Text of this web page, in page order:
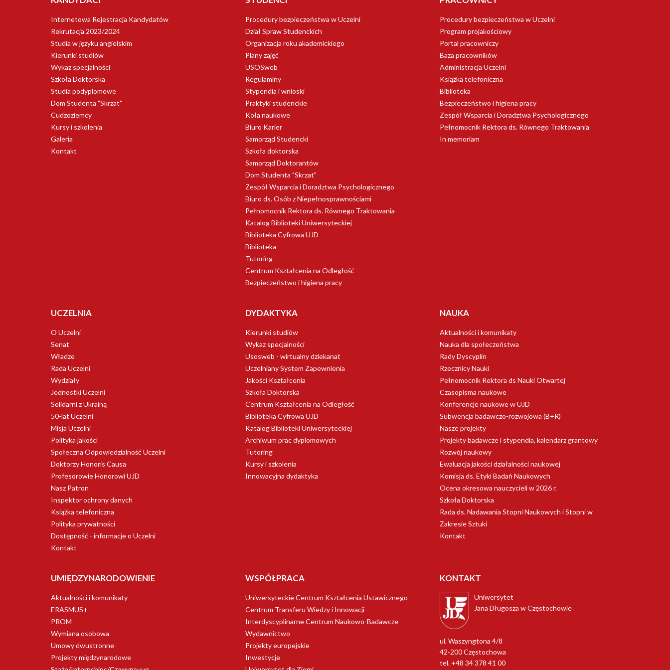
Internetowa Rejestracja Kandydatów
Rekrutacja 2023/2024
Studia w języku angielskim
Kierunki studiów
Wykaz specjalności
Szkoła Doktorska
Studia podyplomowe
Dom Studenta "Skrzat"
Cudzoziemcy
Kursy i szkolenia
Galeria
Kontakt
Procedury bezpieczeństwa w Uczelni
Dział Spraw Studenckich
Organizacja roku akademickiego
Plany zajęć
USOSweb
Regulaminy
Stypendia i wnioski
Praktyki studenckie
Koła naukowe
Biuro Karier
Samorząd Studencki
Szkoła doktorska
Samorząd Doktorantów
Dom Studenta "Skrzat"
Zespół Wsparcia i Doradztwa Psychologicznego
Biuro ds. Osób z Niepełnosprawnościami
Pełnomocnik Rektora ds. Równego Traktowania
Katalog Biblioteki Uniwersyteckiej
Biblioteka Cyfrowa UJD
Biblioteka
Tutoring
Centrum Kształcenia na Odległość
Bezpieczeństwo i higiena pracy
Procedury bezpieczeństwa w Uczelni
Program projakościowy
Portal pracowniczy
Baza pracowników
Administracja Uczelni
Książka telefoniczna
Biblioteka
Bezpieczeństwo i higiena pracy
Zespół Wsparcia i Doradztwa Psychologicznego
Pełnomocnik Rektora ds. Równego Traktowania
In memoriam
UCZELNIA
O Uczelni
Senat
Władze
Rada Uczelni
Wydziały
Jednostki Uczelni
Solidarni z Ukrainą
50-lat Uczelni
Misja Uczelni
Polityka jakości
Społeczna Odpowiedzialność Uczelni
Doktorzy Honoris Causa
Profesorowie Honorowi UJD
Nasz Patron
Inspektor ochrony danych
Książka telefoniczna
Polityka prywatności
Dostępność - informacje o Uczelni
Kontakt
DYDAKTYKA
Kierunki studiów
Wykaz specjalności
Usosweb - wirtualny dziekanat
Uczelniany System Zapewnienia
Jakości Kształcenia
Szkoła Doktorska
Centrum Kształcenia na Odległość
Biblioteka Cyfrowa UJD
Katalog Biblioteki Uniwersyteckiej
Archiwum prac dyplomowych
Tutoring
Kursy i szkolenia
Innowacyjna dydaktyka
NAUKA
Aktualności i komunikaty
Nauka dla społeczeństwa
Rady Dyscyplin
Rzecznicy Nauki
Pełnomocnik Rektora ds Nauki Otwartej
Czasopisma naukowe
Konferencje naukowe w UJD
Subwencja badawczo-rozwojowa (B+R)
Nasze projekty
Projekty badawcze i stypendia, kalendarz grantowy
Rozwój naukowy
Ewaluacja jakości działalności naukowej
Komisja ds. Etyki Badań Naukowych
Ocena okresowa nauczycieli w 2026 r.
Szkoła Doktorska
Rada ds. Nadawania Stopni Naukowych i Stopni w
Zakresie Sztuki
Kontakt
UMIĘDZYNARODOWIENIE
Aktualności i komunikaty
ERASMUS+
PROM
Wymiana osobowa
Umowy dwustronne
Projekty międzynarodowe
WSPÓŁPRACA
Uniwersyteckie Centrum Kształcenia Ustawicznego
Centrum Transferu Wiedzy i Innowacji
Interdyscyplinarne Centrum Naukowo-Badawcze
Wydawnictwo
Projekty europejskie
Inwestycje
KONTAKT
Uniwersytet
Jana Długosza w Częstochowie
ul. Waszyngtona 4/8
42-200 Częstochowa
tel. +48 34 378 41 00